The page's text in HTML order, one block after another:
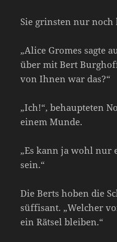
Sie grinsten nur noch
„Alice Gromes sagte
über mit Bert
von Ihnen war das?“
„Ich!“, behaupteten
einem Munde.
„Es kann ja wohl nur
sein.“
Die Berts hoben die
süffisant. „Welcher
ein Rätsel bleiben.“